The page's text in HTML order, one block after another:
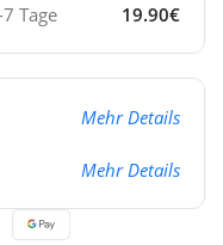
Tage 19.90€
Mehr Details
Mehr Details